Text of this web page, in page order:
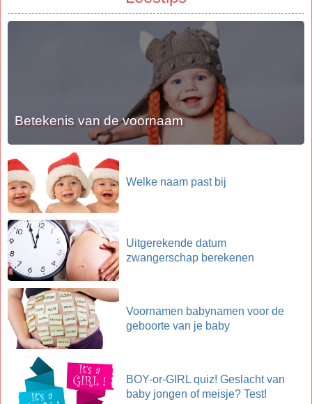
Betekenis van de voornaam
Welke naam past bij
Uitgerekende datum
zwangerschap berekenen
Voornamen babynamen voor de
geboorte van je baby
BOY-or-GIRL quiz! Geslacht van
baby jongen of meisje? Test!